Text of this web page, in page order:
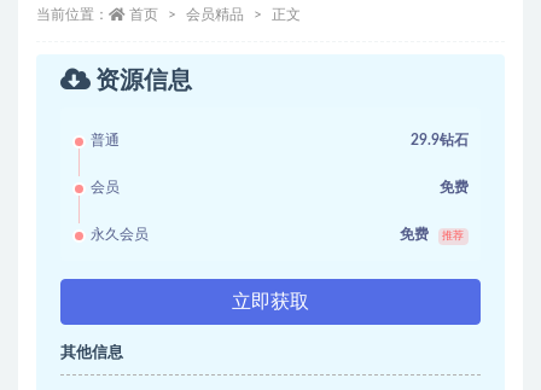
当前位置： 首页 会员精品 正文
资源信息
普通 29.9钻石
会员 免费
永久会员 免费 推荐
立即获取
其他信息